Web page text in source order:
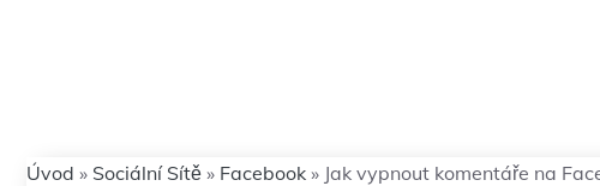
Úvod » Sociální Sítě » Facebook » Jak vypnout komentáře na